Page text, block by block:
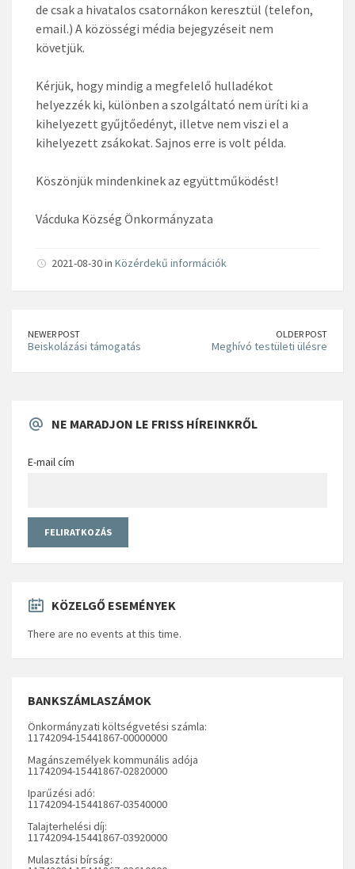
de csak a hivatalos csatornákon keresztül (telefon,
email.) A közösségi média bejegyzéseit nem
követjük.
Kérjük, hogy mindig a megfelelő hulladékot
helyezzék ki, különben a szolgáltató nem üríti ki a
kihelyezett gyűjtőedényt, illetve nem viszi el a
kihelyezett zsákokat. Sajnos erre is volt példa.
Köszönjük mindenkinek az együttműködést!
Vácduka Község Önkormányzata
2021-08-30 in Közérdekű információk
NEWER POST
Beiskolázási támogatás
OLDER POST
Meghívó testületi ülésre
NE MARADJON LE FRISS HÍREINKRŐL
E-mail cím
KÖZELGŐ ESEMÉNYEK
There are no events at this time.
BANKSZÁMLASZÁMOK
Önkormányzati költségvetési számla:
11742094-15441867-00000000
Magánszemélyek kommunális adója
11742094-15441867-02820000
Iparűzési adó:
11742094-15441867-03540000
Talajterhelési díj:
11742094-15441867-03920000
Mulasztási bírság: